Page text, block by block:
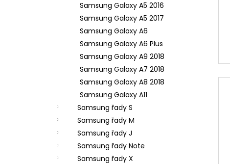
Samsung Galaxy A5 2016
Samsung Galaxy A5 2017
Samsung Galaxy A6
Samsung Galaxy A6 Plus
Samsung Galaxy A9 2018
Samsung Galaxy A7 2018
Samsung Galaxy A8 2018
Samsung Galaxy A11
Samsung řady S
Samsung řady M
Samsung řady J
Samsung řady Note
Samsung řady X